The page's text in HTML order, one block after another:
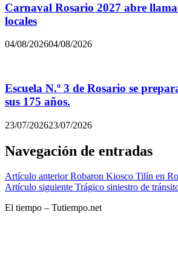
Carnaval Rosario 2027 abre
locales
04/08/202604/08/2026
Escuela N.º 3 de Rosario se
sus 175 años.
23/07/202623/07/2026
Navegación de entradas
Artículo anterior Robaron Kiosco Tilín en
Artículo siguiente Trágico siniestro de
El tiempo – Tutiempo.net